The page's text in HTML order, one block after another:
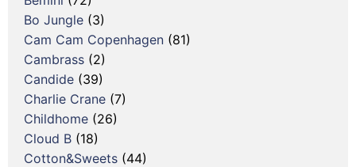
Bo Jungle (3)
Cam Cam Copenhagen (81)
Cambrass (2)
Candide (39)
Charlie Crane (7)
Childhome (26)
Cloud B (18)
Cotton&Sweets (44)